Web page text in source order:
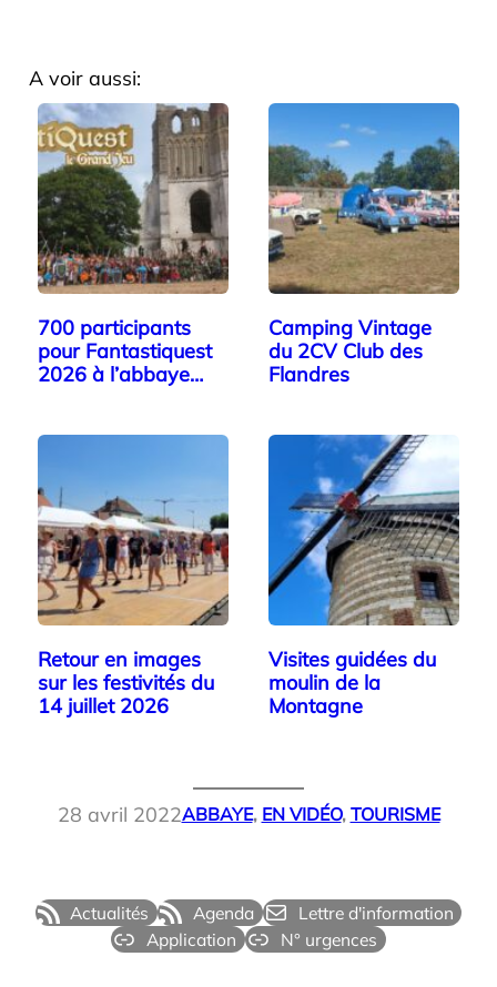
A voir aussi:
700 participants
pour Fantastiquest
2026 à l’abbaye…
Camping Vintage
du 2CV Club des
Flandres
Retour en images
sur les festivités du
14 juillet 2026
Visites guidées du
moulin de la
Montagne
28 avril 2022ABBAYE, EN VIDÉO, TOURISME
Actualités Agenda
Lettre d'information
Application
N° urgences